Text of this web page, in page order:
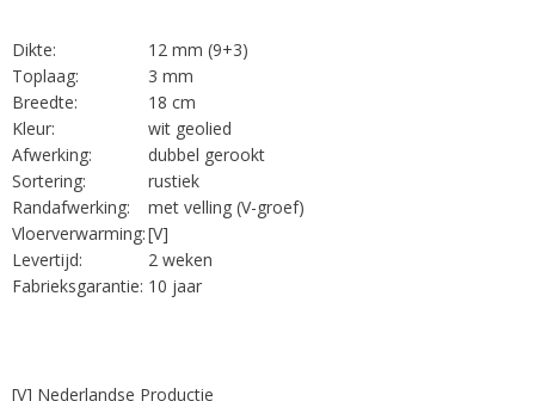
Dikte:
Toplaag:
Breedte:
Kleur:
Afwerking:
Sortering:
Randafwerking:
Vloerverwarming:
Levertijd:
Fabrieksgarantie:
12 mm (9+3)
3 mm
18 cm
wit geolied
dubbel gerookt
rustiek
met velling (V-groef)
[V]
2 weken
10 jaar
[V] Nederlandse Productie